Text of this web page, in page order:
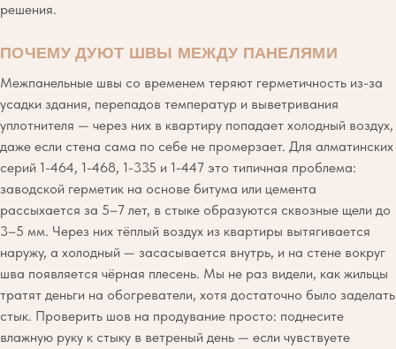
решения.
ПОЧЕМУ ДУЮТ ШВЫ МЕЖДУ ПАНЕЛЯМИ
Межпанельные швы со временем теряют герметичность из-за
усадки здания, перепадов температур и выветривания
уплотнителя — через них в квартиру попадает холодный воздух,
даже если стена сама по себе не промерзает. Для алматинских
серий 1-464, 1-468, 1-335 и 1-447 это типичная проблема:
заводской герметик на основе битума или цемента
рассыхается за 5–7 лет, в стыке образуются сквозные щели до
3–5 мм. Через них тёплый воздух из квартиры вытягивается
наружу, а холодный — засасывается внутрь, и на стене вокруг
шва появляется чёрная плесень. Мы не раз видели, как жильцы
тратят деньги на обогреватели, хотя достаточно было заделать
стык. Проверить шов на продувание просто: поднесите
влажную руку к стыку в ветреный день — если чувствуете